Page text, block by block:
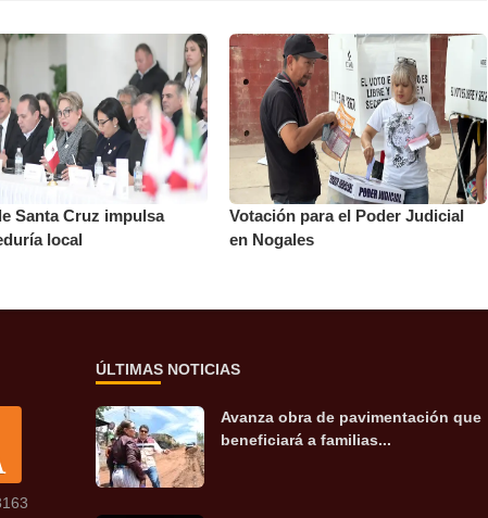
Santa Cruz impulsa
local
Votación para el Poder Judicial
en Nogales
ÚLTIMAS NOTICIAS
Avanza obra de pavimentación que
beneficiará a familias...